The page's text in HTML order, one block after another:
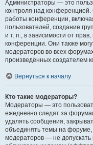
Администраторы — это
контроля над конференцией.
работы конференции,
пользователей, создание
и т. п., в зависимости от
конференции. Они также
модераторов во всех
произведённых создателем
Вернуться к началу
Кто такие модераторы?
Модераторы — это
ежедневно следят за
удалять сообщения,
объединять темы на форуме,
модераторов — не